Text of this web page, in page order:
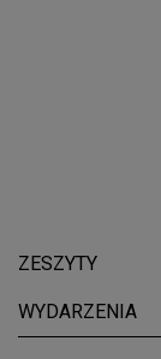
ZESZYTY
WYDARZENIA